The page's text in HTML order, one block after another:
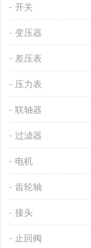
开关
变压器
差压表
压力表
联轴器
过滤器
电机
齿轮轴
接头
止回阀